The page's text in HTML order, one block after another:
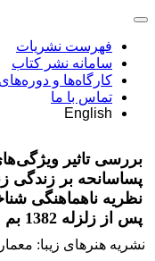
فهرست نشریات
سامانه نشر کتاب
کارگاه‌ها و
تماس با ما
English
بررسی تاثیر
پساسانحه بر زندگی
نظریه ناهماهنگی
پس از زلزله 1382 بم
نشریه هنرهای زیبا: